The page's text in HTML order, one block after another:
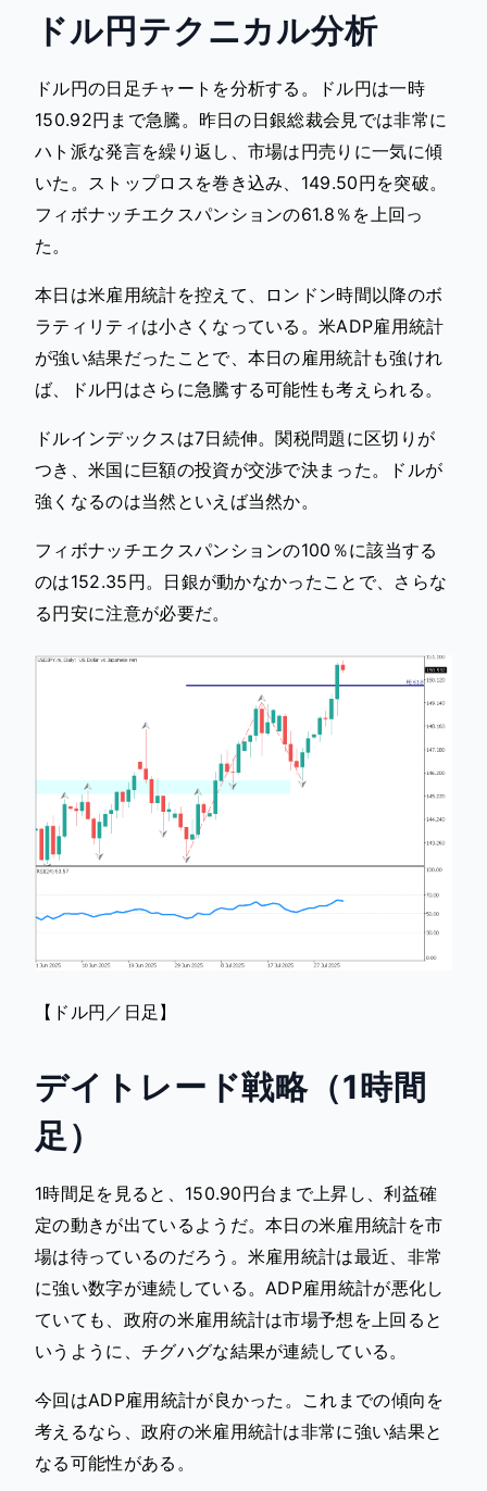
ドル円テクニカル分析
ドル円の日足チャートを分析する。ドル円は一時
150.92円まで急騰。昨日の日銀総裁会見では非常に
ハト派な発言を繰り返し、市場は円売りに一気に傾
いた。ストップロスを巻き込み、149.50円を突破。
フィボナッチエクスパンションの61.8％を上回っ
た。
本日は米雇用統計を控えて、ロンドン時間以降のボ
ラティリティは小さくなっている。米ADP雇用統計
が強い結果だったことで、本日の雇用統計も強けれ
ば、ドル円はさらに急騰する可能性も考えられる。
ドルインデックスは7日続伸。関税問題に区切りが
つき、米国に巨額の投資が交渉で決まった。ドルが
強くなるのは当然といえば当然か。
フィボナッチエクスパンションの100％に該当する
のは152.35円。日銀が動かなかったことで、さらな
る円安に注意が必要だ。
【ドル円／日足】
デイトレード戦略（1時間
足）
1時間足を見ると、150.90円台まで上昇し、利益確
定の動きが出ているようだ。本日の米雇用統計を市
場は待っているのだろう。米雇用統計は最近、非常
に強い数字が連続している。ADP雇用統計が悪化し
ていても、政府の米雇用統計は市場予想を上回ると
いうように、チグハグな結果が連続している。
今回はADP雇用統計が良かった。これまでの傾向を
考えるなら、政府の米雇用統計は非常に強い結果と
なる可能性がある。